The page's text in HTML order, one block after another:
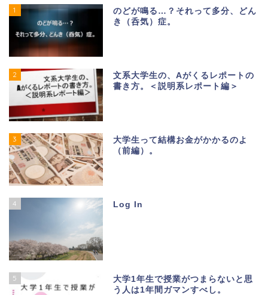
1
のどが鳴る…？それって多分、どん
き（呑気）症。
2
文系大学生の、Aがくるレポートの
書き方。＜説明系レポート編＞
3
大学生って結構お金がかかるのよ
（前編）。
4 Log In
5
大学1年生で授業がつまらないと思
う人は1年間ガマンすべし。